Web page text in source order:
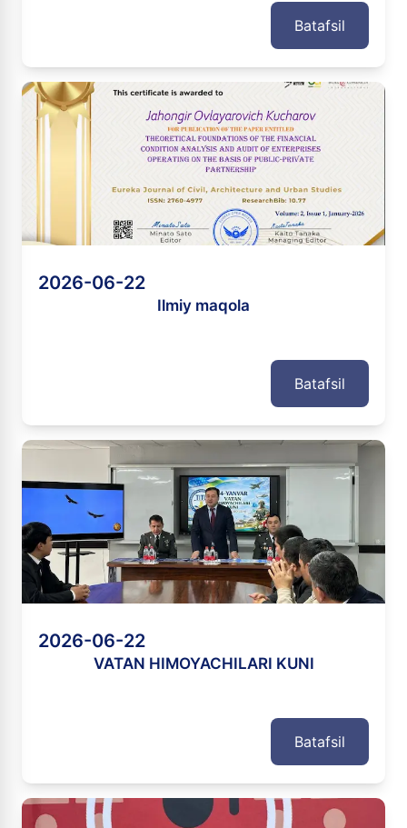
Batafsil
2026-06-22
Ilmiy maqola
Batafsil
2026-06-22
VATAN HIMOYACHILARI KUNI
Batafsil